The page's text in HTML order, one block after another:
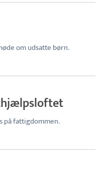
om udsatte børn.
på fattigdommen.